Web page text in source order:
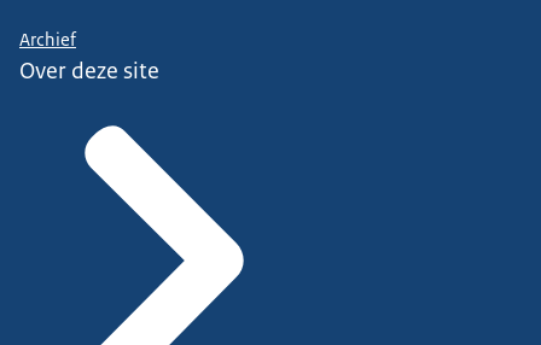
Archief
Over deze site